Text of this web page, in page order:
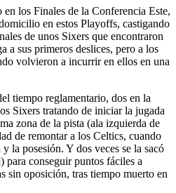
los Finales de la Conferencia Este,
en estos Playoffs, castigando
de unos Sixers que encontraron
a sus primeros deslices, pero a los
volvieron a incurrir en ellos en una
tiempo reglamentario, dos en la
Sixers tratando de iniciar la jugada
zona de la pista (ala izquierda de
de remontar a los Celtics, cuando
la posesión. Y dos veces se la sacó
para conseguir puntos fáciles a
sin oposición, tras tiempo muerto en